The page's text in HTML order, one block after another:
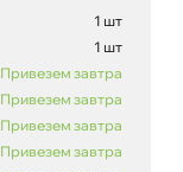
1 шт
1 шт
Привезем завтра
Привезем завтра
Привезем завтра
Привезем завтра